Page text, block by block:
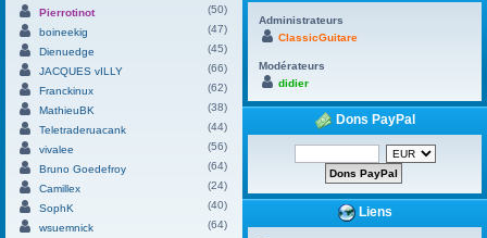
Pierrotinot
(50)
boineekig
(47)
Dienuedge
(45)
JACQUES vILLY
(66)
Franckinux
(62)
MathieuBK
(38)
Teletraderuacank
(44)
vivalee
(56)
Bruno Goedefroy
(64)
Camillex
(24)
SophK
(40)
wsuemnick
(64)
Administrateurs
ClassicGuitare
Modérateurs
didier
Dons PayPal
Liens